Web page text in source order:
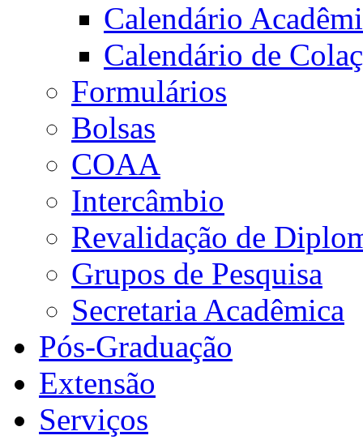
Calendário
Calendário de
Formulários
Bolsas
COAA
Intercâmbio
Revalidação de
Grupos de Pesquisa
Secretaria Acadêmica
Pós-Graduação
Extensão
Serviços